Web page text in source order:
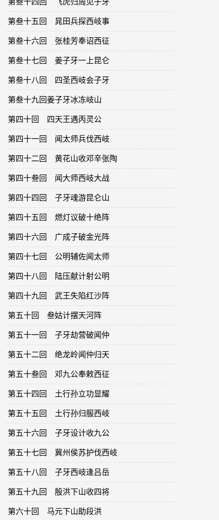
第叁十四回 飞虎归周见子牙
第叁十五回 晁田兵探西岐事
第叁十六回 张桂芳奉诏西征
第叁十七回 姜子牙一上昆仑
第叁十八回 四圣西岐会子牙
第叁十九回姜子牙冰冻岐山
第四十回 四天王遇丙灵公
第四十一回 闻太师兵伐西岐
第四十二回 黄花山收邓辛张陶
第四十叁回 闻大师西岐大战
第四十四回 子牙魂游昆仑山
第四十五回 燃灯议破十绝阵
第四十六回 广成子破金光阵
第四十七回 公明辅佐闻太师
第四十八回 陆压献计射公明
第四十九回 武王失陷红沙阵
第五十回 叁姑计摆天河阵
第五十一回 子牙劫营破闻仲
第五十二回 绝龙岭闻仲归天
第五十叁回 邓九公奉敕西征
第五十四回 土行孙立功显耀
第五十五回 土行孙归服西岐
第五十六回 子牙设计收九公
第五十七回 冀州侯苏护伐西岐
第五十八回 子牙西岐逢吕岳
第五十九回 殷洪下山收四将
第六十回 马元下山助段洪